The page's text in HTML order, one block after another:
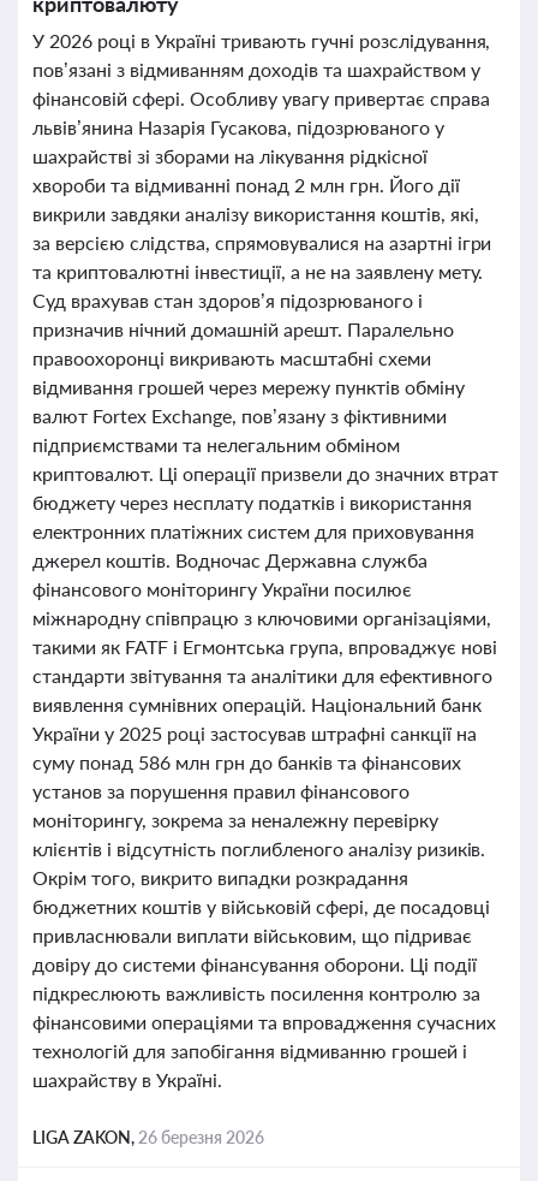
У 2026 році в Україні тривають гучні розслідування,
пов’язані з відмиванням доходів та шахрайством у
фінансовій сфері. Особливу увагу привертає справа
львів’янина Назарія Гусакова, підозрюваного у
шахрайстві зі зборами на лікування рідкісної
хвороби та відмиванні понад 2 млн грн. Його дії
викрили завдяки аналізу використання коштів, які,
за версією слідства, спрямовувалися на азартні ігри
та криптовалютні інвестиції, а не на заявлену мету.
Суд врахував стан здоров’я підозрюваного і
призначив нічний домашній арешт. Паралельно
правоохоронці викривають масштабні схеми
відмивання грошей через мережу пунктів обміну
валют Fortex Exchange, пов’язану з фіктивними
підприємствами та нелегальним обміном
криптовалют. Ці операції призвели до значних втрат
бюджету через несплату податків і використання
електронних платіжних систем для приховування
джерел коштів. Водночас Державна служба
фінансового моніторингу України посилює
міжнародну співпрацю з ключовими організаціями,
такими як FATF і Егмонтська група, впроваджує нові
стандарти звітування та аналітики для ефективного
виявлення сумнівних операцій. Національний банк
України у 2025 році застосував штрафні санкції на
суму понад 586 млн грн до банків та фінансових
установ за порушення правил фінансового
моніторингу, зокрема за неналежну перевірку
клієнтів і відсутність поглибленого аналізу ризиків.
Окрім того, викрито випадки розкрадання
бюджетних коштів у військовій сфері, де посадовці
привласнювали виплати військовим, що підриває
довіру до системи фінансування оборони. Ці події
підкреслюють важливість посилення контролю за
фінансовими операціями та впровадження сучасних
технологій для запобігання відмиванню грошей і
шахрайству в Україні.
LIGA ZAKON, 26 березня 2026